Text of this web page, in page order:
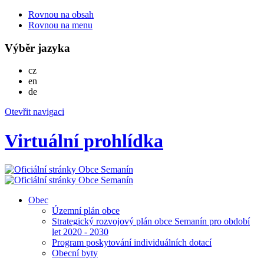
Rovnou na obsah
Rovnou na menu
Výběr jazyka
czČesky
en
deDeutsch
Otevřit navigaci
Virtuální prohlídka
Obec
Územní plán obce
Strategický rozvojový plán obce Semanín pro období
let 2020 - 2030
Program poskytování individuálních dotací
Obecní byty